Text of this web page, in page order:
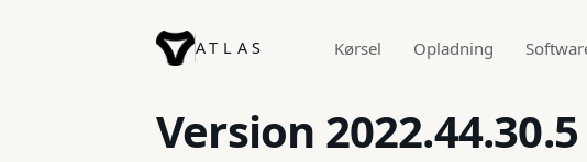
ATLAS Kørsel Opladning
Version 2022.44.30.5